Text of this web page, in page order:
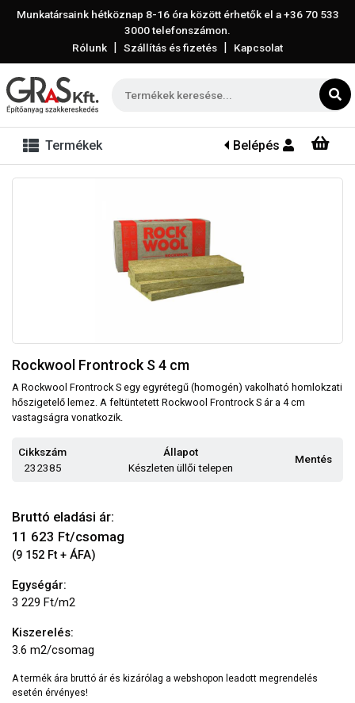
Munkatársaink hétköznap 8-16 óra között érhetők el a+36 70 533
3000telefonszámon.
Rólunk | Szállítás és fizetés | Kapcsolat
Termékek Belépés
Rockwool Frontrock S 4 cm
A Rockwool Frontrock S egy egyrétegű (homogén) vakolható homlokzati
hőszigetelő lemez. A feltüntetett Rockwool Frontrock S ár a 4 cm
vastagságra vonatkozik.
Cikkszám
232385
Állapot
Készleten üllői telepen
Mentés
Bruttó eladási ár:
11 623 Ft/csomag
(9 152 Ft + ÁFA)
Egységár:
3 229 Ft/m2
Kiszerelés:
3.6 m2/csomag
A termék ára bruttó ár és kizárólag a webshopon leadott megrendelés
esetén érvényes!